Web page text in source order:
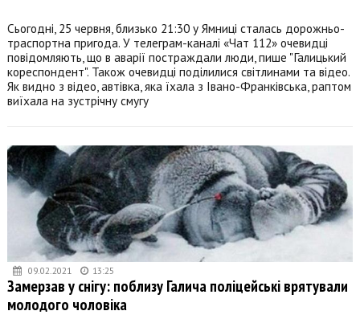
Сьогодні, 25 червня, близько 21:30 у Ямниці сталась дорожньо-
траспортна пригода. У телеграм-каналі «Чат 112» очевидці
повідомляють, що в аварії постраждали люди, пише "Галицький
кореспондент". Також очевидці поділилися світлинами та відео.
Як видно з відео, автівка, яка їхала з Івано-Франківська, раптом
виїхала на зустрічну смугу
09.02.2021 13:25
Замерзав у снігу: поблизу Галича поліцейські врятували
молодого чоловіка